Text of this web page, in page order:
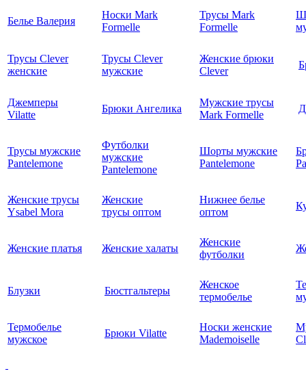
Белье Валерия
Носки Mark
Formelle
Трусы Mark
Formelle
Трусы Clever
женские
Трусы Clever
мужские
Женские брюки
Clever
Джемперы
Vilatte
Брюки Ангелика
Мужские трусы
Mark Formelle
Трусы мужские
Pantelemone
Футболки
мужские
Pantelemone
Шорты мужские
Pantelemone
Женские трусы
Ysabel Mora
Женские
трусы оптом
Нижнее белье
оптом
Женские платья Женские халаты
Женские
футболки
Блузки Бюстгальтеры
Женское
термобелье
Термобелье
мужское
Брюки Vilatte
Носки женские
Mademoiselle